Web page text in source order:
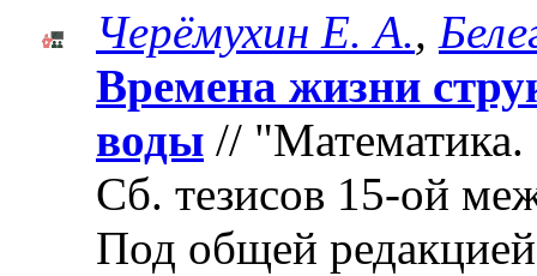
Черёмухин Е. А.,
Времена жизни
воды //
Cб. тезисов 15-ой
Под общей